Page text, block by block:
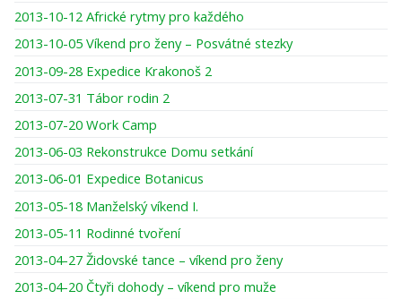
2013-10-12 Africké rytmy pro každého
2013-10-05 Víkend pro ženy – Posvátné stezky
2013-09-28 Expedice Krakonoš 2
2013-07-31 Tábor rodin 2
2013-07-20 Work Camp
2013-06-03 Rekonstrukce Domu setkání
2013-06-01 Expedice Botanicus
2013-05-18 Manželský víkend I.
2013-05-11 Rodinné tvoření
2013-04-27 Židovské tance – víkend pro ženy
2013-04-20 Čtyři dohody – víkend pro muže